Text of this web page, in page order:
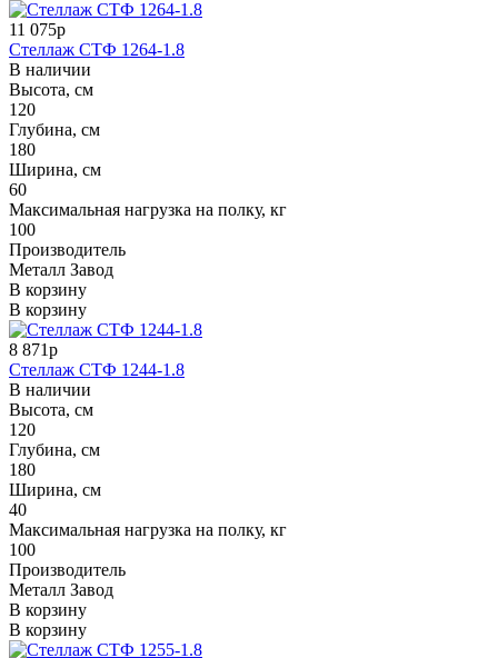
11 075р
Стеллаж СТФ 1264-1.8
В наличии
Высота, см
120
Глубина, см
180
Ширина, см
60
Максимальная нагрузка на полку, кг
100
Производитель
Металл Завод
В корзину
В корзину
8 871р
Стеллаж СТФ 1244-1.8
В наличии
Высота, см
120
Глубина, см
180
Ширина, см
40
Максимальная нагрузка на полку, кг
100
Производитель
Металл Завод
В корзину
В корзину